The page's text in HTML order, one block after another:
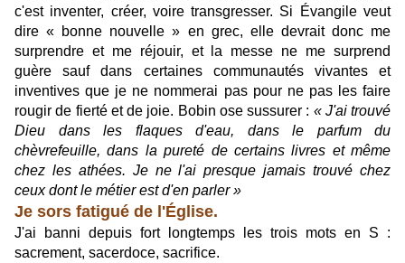
c'est inventer, créer, voire transgresser. Si Évangile veut
dire « bonne nouvelle » en grec, elle devrait donc me
surprendre et me réjouir, et la messe ne me surprend
guère sauf dans certaines communautés vivantes et
inventives que je ne nommerai pas pour ne pas les faire
rougir de fierté et de joie. Bobin ose sussurer : « J'ai trouvé
Dieu dans les flaques d'eau, dans le parfum du
chèvrefeuille, dans la pureté de certains livres et même
chez les athées. Je ne l'ai presque jamais trouvé chez
ceux dont le métier est d'en parler »
Je sors fatigué de l'Église.
J'ai banni depuis fort longtemps les trois mots en S :
sacrement, sacerdoce, sacrifice.